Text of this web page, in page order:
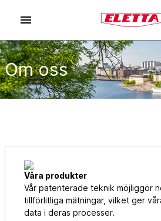
Om oss
Våra produkter
Vår patenterade teknik möjliggör
tillförlitliga mätningar, vilket ger
data i deras processer.